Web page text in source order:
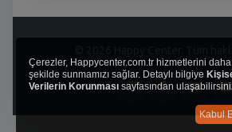
© 2026 Happy Center. Tüm
Çerezler, Happycenter.com.tr hizmetlerini
şekilde sunmamızı sağlar. Detaylı bilgiye
Verilerin Korunması sayfasından
Kabul